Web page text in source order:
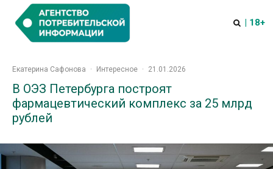
| 18+
Екатерина Сафонова · Интересное · 21.01.2026
В ОЭЗ Петербурга построят
фармацевтический комплекс за 25 млрд
рублей